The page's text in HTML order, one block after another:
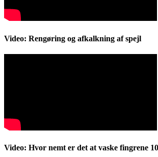
Video: Rengøring og afkalkning af spejl
Video: Hvor nemt er det at vaske fingrene